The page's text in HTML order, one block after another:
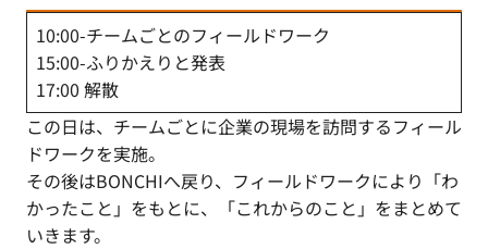
10:00-チームごとのフィールドワーク
15:00-ふりかえりと発表
17:00 解散
この日は、チームごとに企業の現場を訪問するフィール
ドワークを実施。
その後はBONCHIへ戻り、フィールドワークにより「わ
かったこと」をもとに、「これからのこと」をまとめて
いきます。